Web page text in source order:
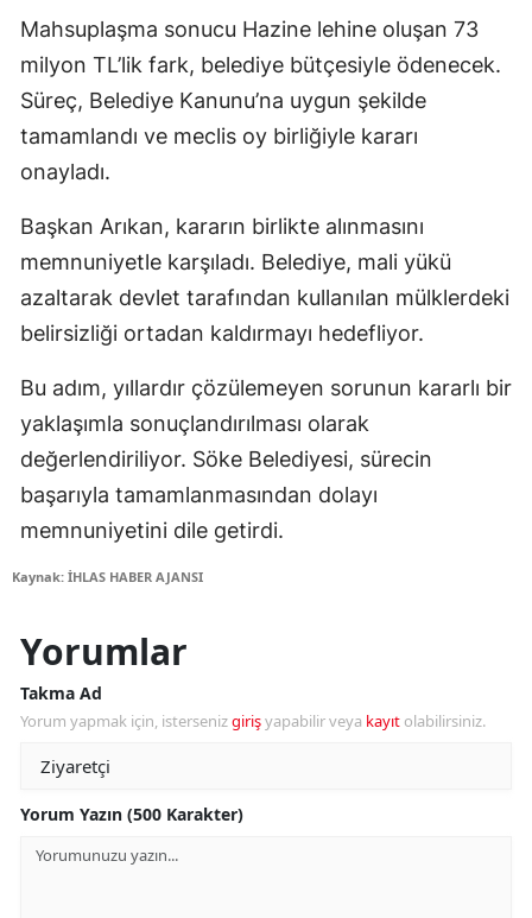
Mahsuplaşma sonucu Hazine lehine oluşan 73
milyon TL’lik fark, belediye bütçesiyle ödenecek.
Süreç, Belediye Kanunu’na uygun şekilde
tamamlandı ve meclis oy birliğiyle kararı
onayladı.
Başkan Arıkan, kararın birlikte alınmasını
memnuniyetle karşıladı. Belediye, mali yükü
azaltarak devlet tarafından kullanılan mülklerdeki
belirsizliği ortadan kaldırmayı hedefliyor.
Bu adım, yıllardır çözülemeyen sorunun kararlı bir
yaklaşımla sonuçlandırılması olarak
değerlendiriliyor. Söke Belediyesi, sürecin
başarıyla tamamlanmasından dolayı
memnuniyetini dile getirdi.
Kaynak: İHLAS HABER AJANSI
Yorumlar
Takma Ad
Yorum yapmak için, istersenizgirişyapabilir veya kayıt olabilirsiniz.
Yorum Yazın (500 Karakter)